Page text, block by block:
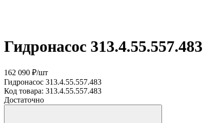
Гидронасос 313.4.55.557.483
162 090 ₽/шт
Гидронасос 313.4.55.557.483
Код товара: 313.4.55.557.483
Достаточно